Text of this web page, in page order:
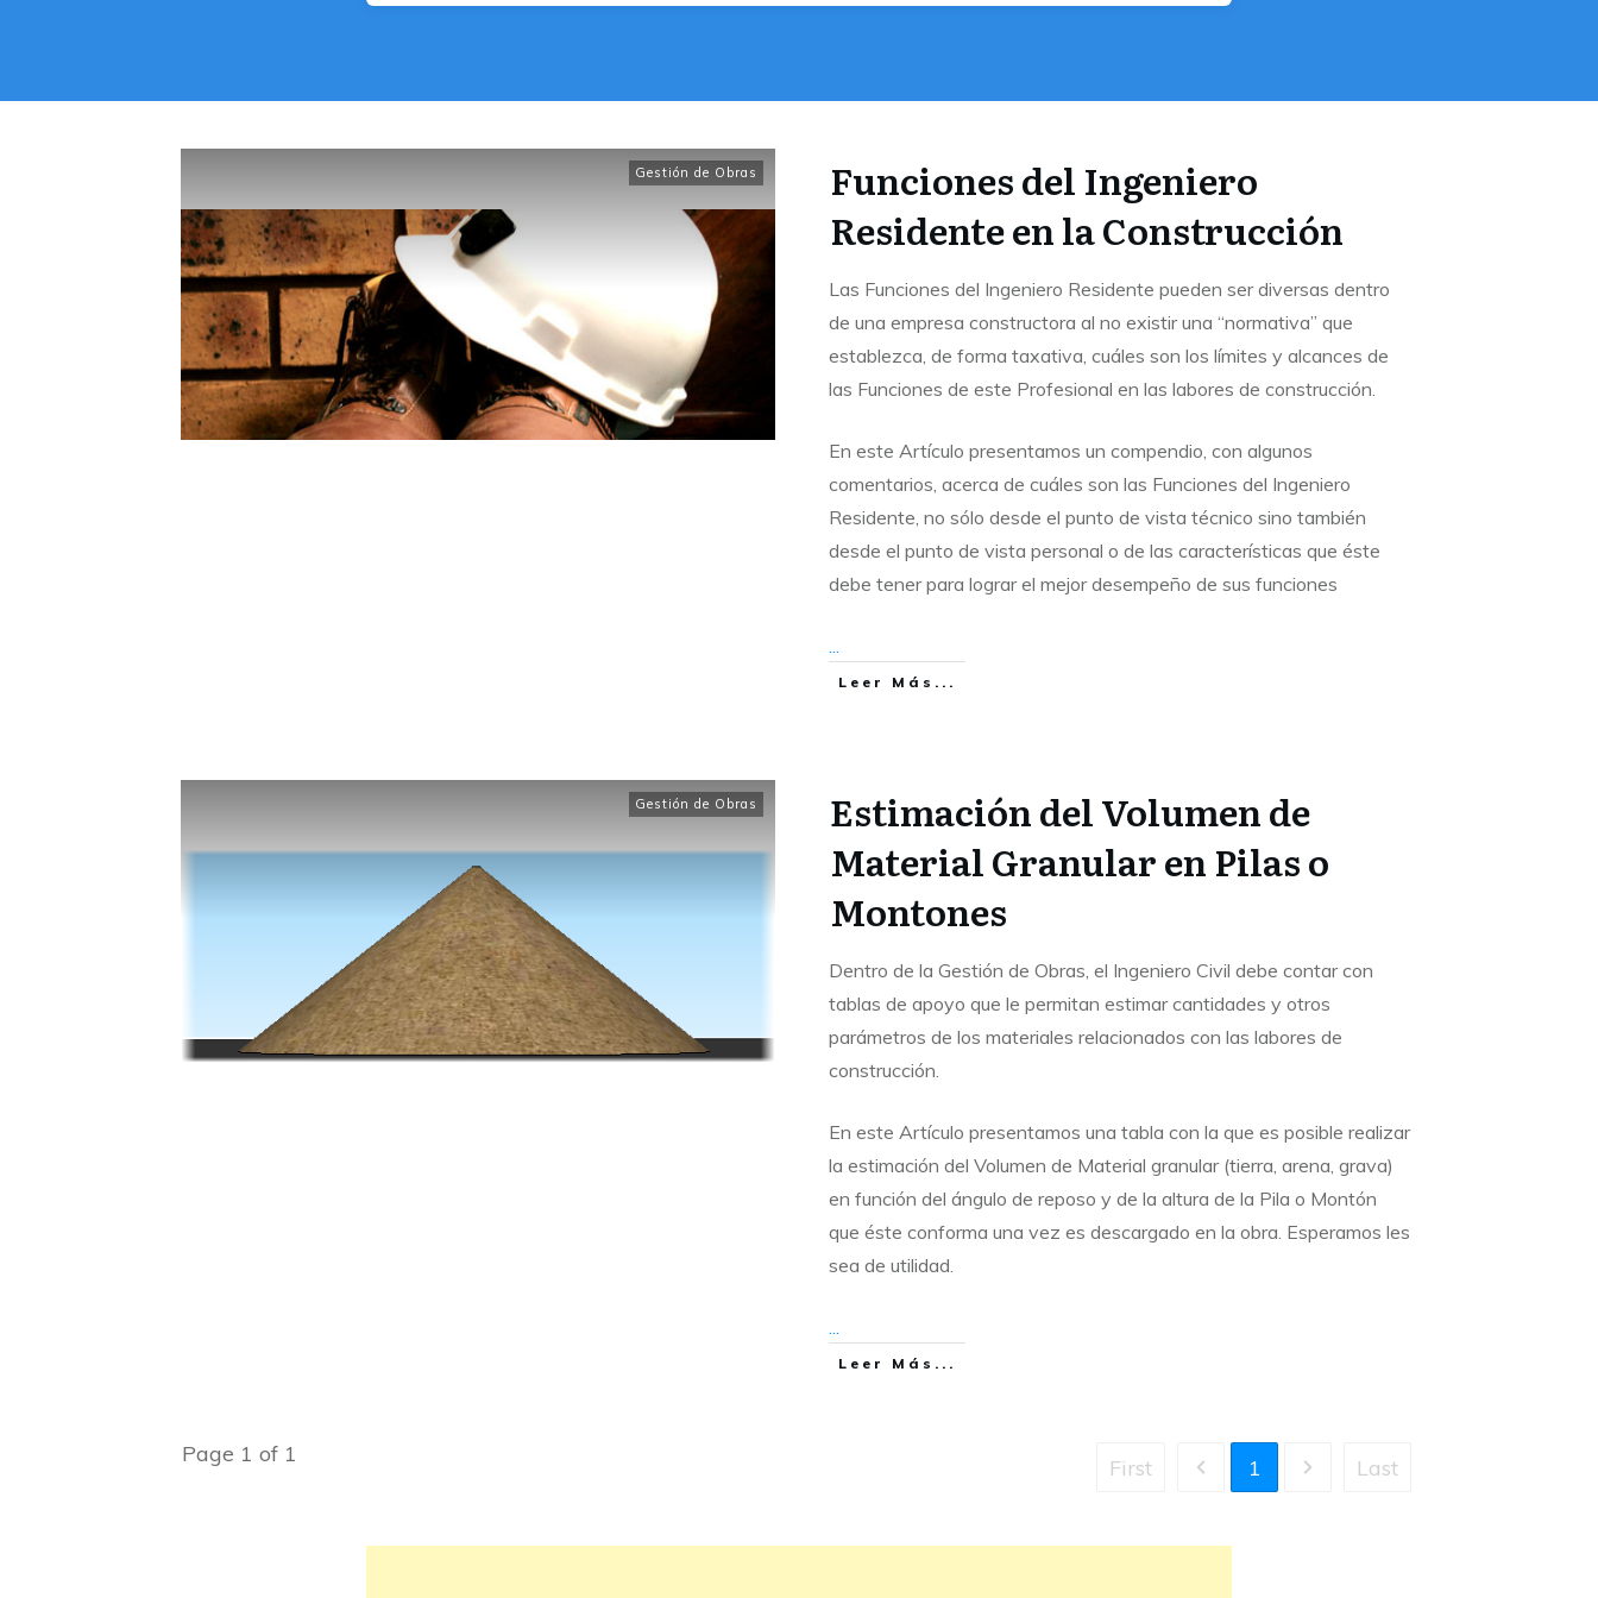
Gestión de Obras
Funciones del Ingeniero
Residente en la Construcción
Las Funciones del Ingeniero Residente pueden ser diversas dentro
de una empresa constructora al no existir una “normativa” que
establezca, de forma taxativa, cuáles son los límites y alcances de
las Funciones de este Profesional en las labores de construcción.
En este Artículo presentamos un compendio, con algunos
comentarios, acerca de cuáles son las Funciones del Ingeniero
Residente, no sólo desde el punto de vista técnico sino también
desde el punto de vista personal o de las características que éste
debe tener para lograr el mejor desempeño de sus funciones
...
Leer Más...
Gestión de Obras
Estimación del Volumen de
Material Granular en Pilas o
Montones
Dentro de la Gestión de Obras, el Ingeniero Civil debe contar con
tablas de apoyo que le permitan estimar cantidades y otros
parámetros de los materiales relacionados con las labores de
construcción.
En este Artículo presentamos una tabla con la que es posible realizar
la estimación del Volumen de Material granular (tierra, arena, grava)
en función del ángulo de reposo y de la altura de la Pila o Montón
que éste conforma una vez es descargado en la obra. Esperamos les
sea de utilidad.
...
Leer Más...
Page 1 of 1
First 1 Last